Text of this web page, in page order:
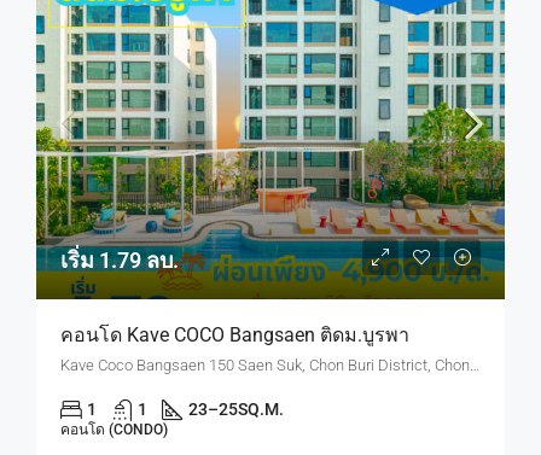
เริ่ม 1.79 ลบ.
คอนโด Kave COCO Bangsaen ติดม.บูรพา
Kave Coco Bangsaen 150 Saen Suk, Chon Buri District, Chon Buri, Thailand
1 1 23–25SQ.M.
คอนโด (CONDO)